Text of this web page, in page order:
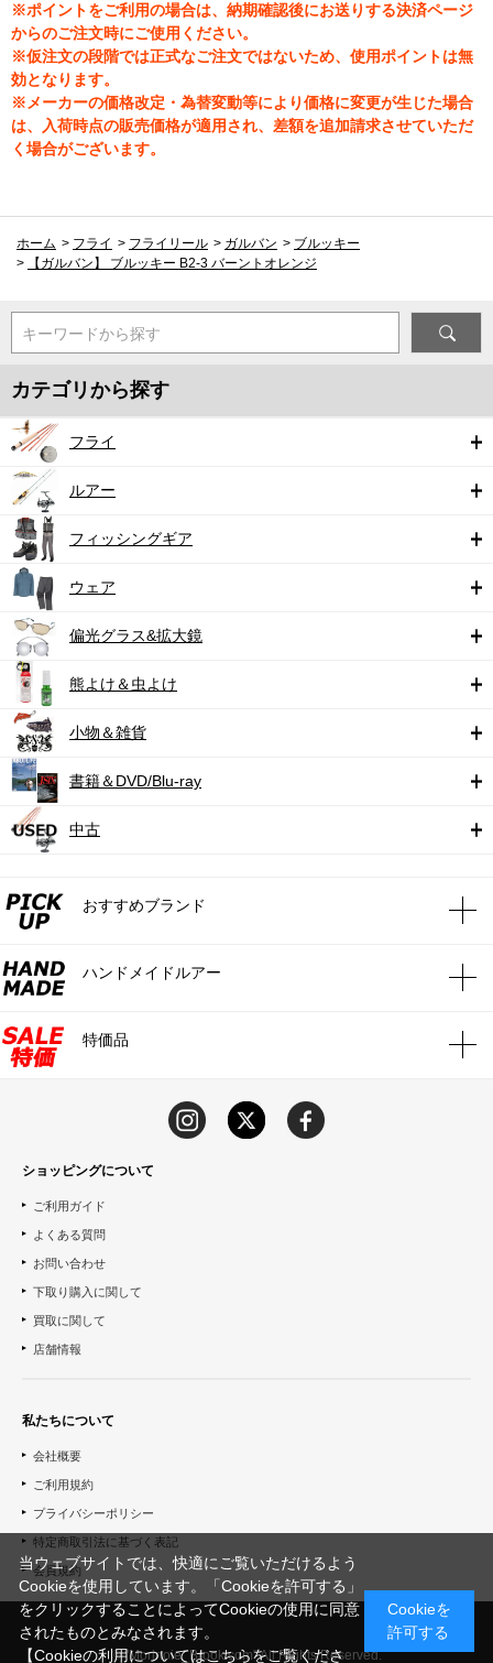
※ポイントをご利用の場合は、納期確認後にお送りする決済ページ
からのご注文時にご使用ください。
※仮注文の段階では正式なご注文ではないため、使用ポイントは無
効となります。
※メーカーの価格改定・為替変動等により価格に変更が生じた場合
は、入荷時点の販売価格が適用され、差額を追加請求させていただ
く場合がございます。
ホーム > フライ > フライリール > ガルバン > ブルッキー
>
【ガルバン】 ブルッキー B2-3 バーントオレンジ
キーワードから探す
カテゴリから探す
フライ
ルアー
フィッシングギア
ウェア
偏光グラス&拡大鏡
熊よけ＆虫よけ
小物＆雑貨
書籍＆DVD/Blu-ray
中古
おすすめブランド
ハンドメイドルアー
特価品
ショッピングについて
ご利用ガイド
よくある質問
お問い合わせ
下取り購入に関して
買取に関して
店舗情報
私たちについて
会社概要
ご利用規約
プライバシーポリシー
特定商取引法に基づく表記
会員規約
© "Morinoie_Brook.com" All Rights Reserved.
当ウェブサイトでは、快適にご覧いただけるよう
Cookieを使用しています。「Cookieを許可する」
をクリックすることによってCookieの使用に同意
されたものとみなされます。
【Cookieの利用についてはこちらをご覧くださ
Cookieを
許可する